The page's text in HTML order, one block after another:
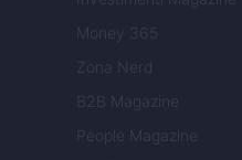
Money 365
Zona Nerd
B2B Magazine
People Magazine